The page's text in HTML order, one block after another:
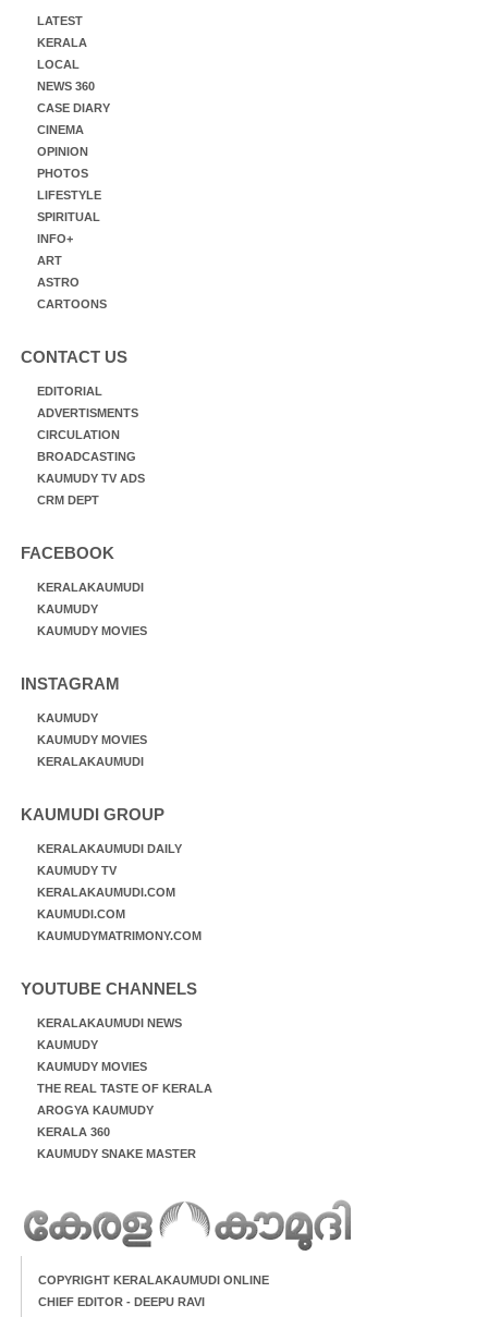
LATEST
KERALA
LOCAL
NEWS 360
CASE DIARY
CINEMA
OPINION
PHOTOS
LIFESTYLE
SPIRITUAL
INFO+
ART
ASTRO
CARTOONS
CONTACT US
EDITORIAL
ADVERTISMENTS
CIRCULATION
BROADCASTING
KAUMUDY TV ADS
CRM DEPT
FACEBOOK
KERALAKAUMUDI
KAUMUDY
KAUMUDY MOVIES
INSTAGRAM
KAUMUDY
KAUMUDY MOVIES
KERALAKAUMUDI
KAUMUDI GROUP
KERALAKAUMUDI DAILY
KAUMUDY TV
KERALAKAUMUDI.COM
KAUMUDI.COM
KAUMUDYMATRIMONY.COM
YOUTUBE CHANNELS
KERALAKAUMUDI NEWS
KAUMUDY
KAUMUDY MOVIES
THE REAL TASTE OF KERALA
AROGYA KAUMUDY
KERALA 360
KAUMUDY SNAKE MASTER
COPYRIGHT KERALAKAUMUDI ONLINE
CHIEF EDITOR - DEEPU RAVI